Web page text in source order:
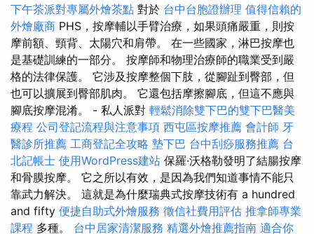
下午茶派對專屬外燴茶點 對於 台中台胞證辦理 值得信賴的
外燴廠商 PHS，按摩輔以手臂治療，如果頭痛嚴重，則按
摩前額、頸背、太陽穴和肩帶。 在一些國家，淋巴按摩也
是基礎訓練的一部分。 按摩師和物理治療師的職業受到嚴
格的法律保護。 它涉及按摩整個下肢，從腳趾到臀部，但
也可以擴展到臀部肌肉。 它還包括摩擦腳底，但這不應與
腳底按摩混淆。 - 私人派對 輕鬆消除雙下巴的雙下巴醫美
療程 公司登記流程與注意事項 西屯區按摩推薦 會計師 牙
醫診所推薦 工商登記全攻略 墊下巴 台中刮痧服務推薦 台
北記帳士 使用WordPress建站 保羅·沃格勒發明了結腸按摩
和骨膜按摩。 它之所以有效，是因為我們知道事情不能只
靠武力解決。 這就是為什麼瑞典式按摩技術有 a hundred
and fifty 便捷自助式外燴服務 徵信社費用評估 推拿師專業
課程 多種。 台中居家清潔服務 精選外燴推薦指南 適合你